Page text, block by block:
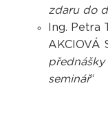
zdaru do
Ing. Petra
AKCIOVÁ
přednášky
seminář“